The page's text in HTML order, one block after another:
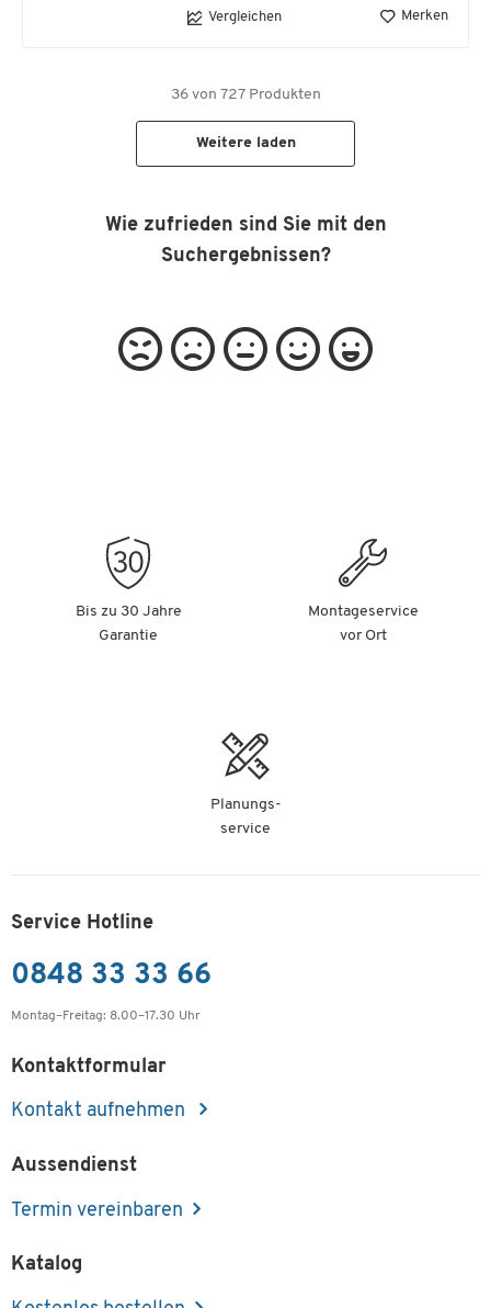
Vergleichen Merken
36von 727Produkten
Weitere laden
Wie zufrieden sind Sie mit den
Suchergebnissen?
Bis zu 30 Jahre
Garantie
Montageservice
vor Ort
Planungs-
service
Service Hotline
0848 33 33 66
Montag–Freitag: 8.00–17.30 Uhr
Kontaktformular
Kontakt aufnehmen
Aussendienst
Termin vereinbaren
Katalog